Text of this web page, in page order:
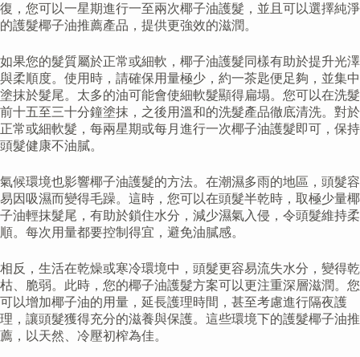
復，您可以一星期進行一至兩次椰子油護髮，並且可以選擇純淨
的護髮椰子油推薦產品，提供更強效的滋潤。
如果您的髮質屬於正常或細軟，椰子油護髮同樣有助於提升光澤
與柔順度。使用時，請確保用量極少，約一茶匙便足夠，並集中
塗抹於髮尾。太多的油可能會使細軟髮顯得扁塌。您可以在洗髮
前十五至三十分鐘塗抹，之後用溫和的洗髮產品徹底清洗。對於
正常或細軟髮，每兩星期或每月進行一次椰子油護髮即可，保持
頭髮健康不油膩。
氣候環境也影響椰子油護髮的方法。在潮濕多雨的地區，頭髮容
易因吸濕而變得毛躁。這時，您可以在頭髮半乾時，取極少量椰
子油輕抹髮尾，有助於鎖住水分，減少濕氣入侵，令頭髮維持柔
順。每次用量都要控制得宜，避免油膩感。
相反，生活在乾燥或寒冷環境中，頭髮更容易流失水分，變得乾
枯、脆弱。此時，您的椰子油護髮方案可以更注重深層滋潤。您
可以增加椰子油的用量，延長護理時間，甚至考慮進行隔夜護
理，讓頭髮獲得充分的滋養與保護。這些環境下的護髮椰子油推
薦，以天然、冷壓初榨為佳。